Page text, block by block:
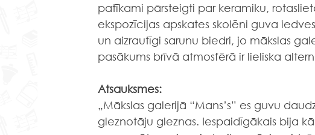
patīkami pārsteigti par keramiku,
ekspozīcijas apskates skolēni guva
un aizrautīgi sarunu biedri, jo mākslas
pasākums brīvā atmosfērā ir lieliska
Atsauksmes:
„Mākslas galerijā “Mans’s” es guvu
gleznotāju gleznas. Iespaidīgākais bija